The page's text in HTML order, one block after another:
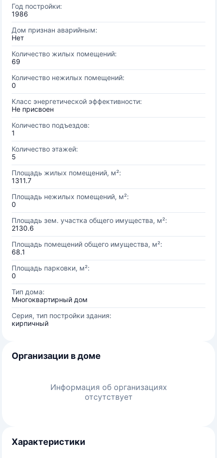
Год постройки:
1986
Дом признан аварийным:
Нет
Количество жилых помещений:
69
Количество нежилых помещений:
0
Класс энергетической эффективности:
Не присвоен
Количество подъездов:
1
Количество этажей:
5
Площадь жилых помещений, м²:
1311.7
Площадь нежилых помещений, м²:
0
Площадь зем. участка общего имущества, м²:
2130.6
Площадь помещений общего имущества, м²:
68.1
Площадь парковки, м²:
0
Тип дома:
Многоквартирный дом
Серия, тип постройки здания:
кирпичный
Организации в доме
Информация об организациях
отсутствует
Характеристики